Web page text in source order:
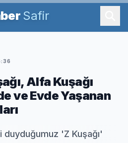
Safir
Alfa Kuşağı
ve Evde Yaşanan
duyduğumuz 'Z Kuşağı'